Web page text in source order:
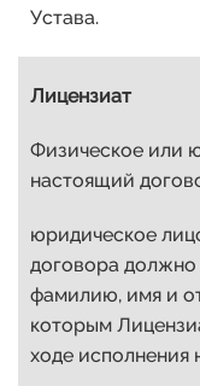
Устава.
Лицензиат
Физическое или
настоящий
юридическое
договора
фамилию, имя и
которым
ходе исполнения